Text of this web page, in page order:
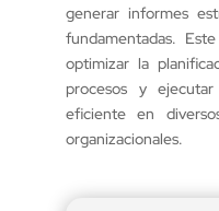
generar informes
fundamentadas.
optimizar la
procesos y
eficiente en
organizacionales.